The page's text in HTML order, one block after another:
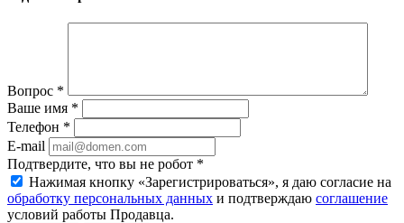
Вопрос *
Ваше имя *
Телефон *
E-mail
Подтвердите, что вы не робот *
Нажимая кнопку «Зарегистрироваться», я даю согласие на
обработку персональных данных и подтверждаю соглашение
условий работы Продавца.